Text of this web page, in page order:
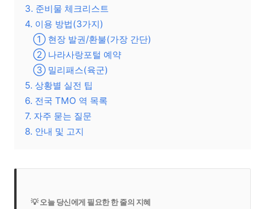
3. 준비물 체크리스트
4. 이용 방법(3가지)
① 현장 발권/환불(가장 간단)
② 나라사랑포털 예약
③ 밀리패스(육군)
5. 상황별 실전 팁
6. 전국 TMO 역 목록
7. 자주 묻는 질문
8. 안내 및 고지
💡 오늘 당신에게 필요한 한 줄의 지혜